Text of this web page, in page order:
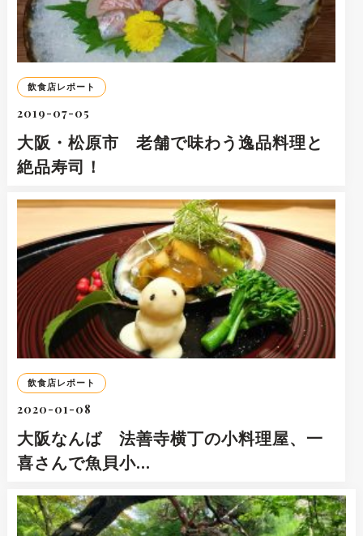
飲食店レポート
2019-07-05
大阪・松原市 老舗で味わう逸品料理と
絶品寿司！
飲食店レポート
2020-01-08
大阪なんば 法善寺横丁の小料理屋、一
喜さんで魚貝小…